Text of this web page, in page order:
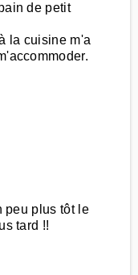
de petit
la cuisine m'a
peu plus tôt le
tard !!